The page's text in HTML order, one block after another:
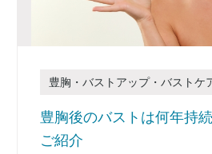
豊胸・バストアップ・バストケ
豊胸後のバストは何年持
ご紹介